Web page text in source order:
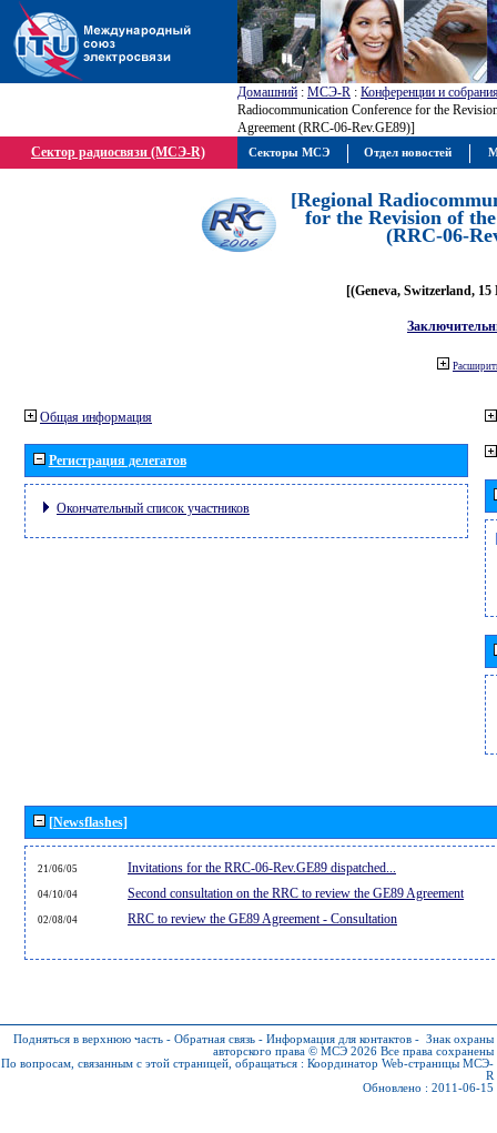
Домашний : МСЭ-R : Конференции и
Radiocommunication Conference for the
Agreement (RRC-06-Rev.GE89)]
Сектор радиосвязи (МСЭ-R)
[Regional
for the Revision of
(RRC-06-
[(Geneva, Switzerland, 15
Общая информация
Регистрация делегатов
Окончательный список участников
[Newsflashes]
21/06/05 Invitations for the RRC-06-Rev.GE89 dispatched...
04/10/04 Second consultation on the RRC to review the GE89 Agreement
02/08/04 RRC to review the GE89 Agreement - Consultation
Подняться в верхнюю часть - Обратная связь - Информация для контактов - Знак охраны
авторского права © МСЭ 2026 Все права сохранены
По вопросам, связанным с этой страницей, обращаться : Координатор Web-страницы МСЭ-
R
Обновлено : 2011-06-15
Секторы МСЭ Отдел новостей